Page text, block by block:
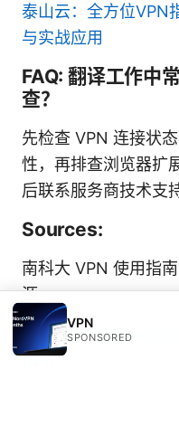
泰山云：全方位VPN
与实战应用
FAQ: 翻译工作中
查？
先检查 VPN 连接状
性，再排查浏览器扩
后联系服务商技术支
Sources:
南科大 VPN 使用指
源
Mac vpn wont
fix it
VPN
SPONSORED